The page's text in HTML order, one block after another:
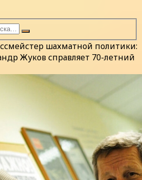
шахматной политики:
Жуков справляет 70-летний